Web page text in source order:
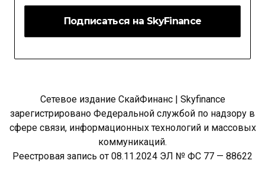
Сетевое издание СкайФинанс | Skyfinance
зарегистрировано Федеральной службой по надзору в
сфере связи, информационных технологий и массовых
коммуникаций.
Реестровая запись от 08.11.2024 ЭЛ № ФС 77 — 88622